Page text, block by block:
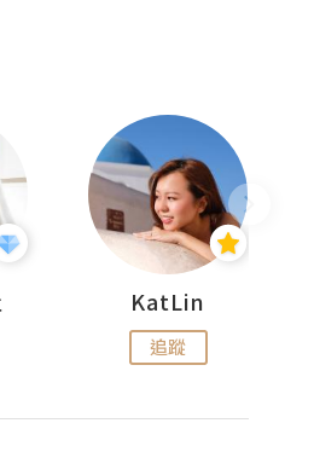
KatLin
追蹤